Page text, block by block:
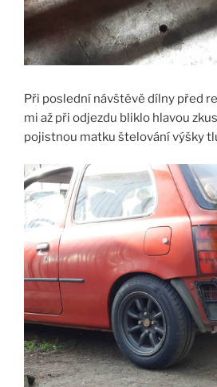
Při poslední návštěvě dílny před
mi až při odjezdu bliklo hlavou
pojistnou matku štelování výšky